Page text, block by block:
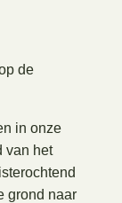
de
in onze
van het
grond naar